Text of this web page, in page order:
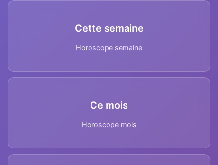
Cette semaine
Horoscope semaine
Ce mois
Horoscope mois